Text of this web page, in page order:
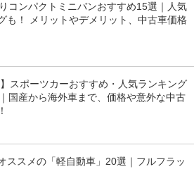
コンパクトミニバンおすすめ15選｜人気
も！ メリットやデメリット、中古車価格
】スポーツカーおすすめ・人気ランキング
国産から海外車まで、価格や意外な中古
ススメの「軽自動車」20選｜フルフラッ